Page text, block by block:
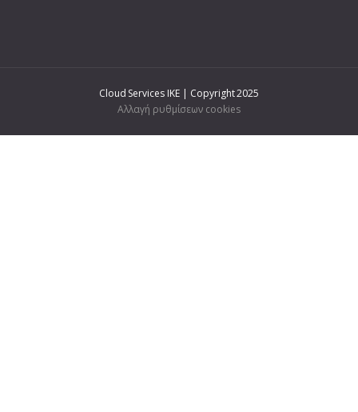
Cloud Services IKE | Copyright 2025
Αλλαγή ρυθμίσεων cookies